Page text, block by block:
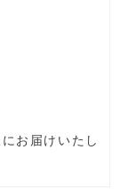
お届けいたし